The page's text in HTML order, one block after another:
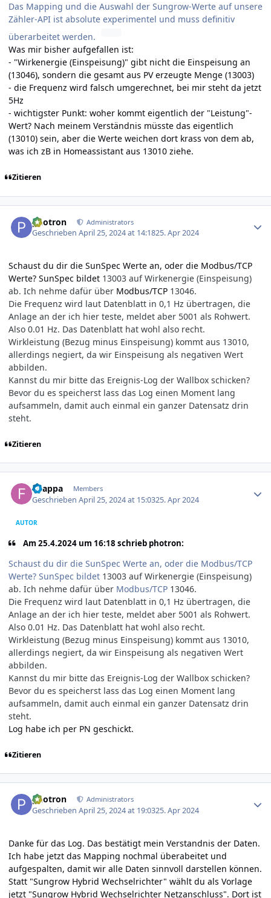
Das Mapping und die Auswahl der Sungrow-Werte auf unsere
Zähler-API ist absolute experimentel und muss definitiv
überarbeitet werden.
Was mir bisher aufgefallen ist:
- "Wirk­energie (Ein­speisung)" gibt nicht die Einspeisung an
(13046), sondern die gesamt aus PV erzeugte Menge (13003)
- die Frequenz wird falsch umgerechnet, bei mir steht da jetzt
5Hz
- wichtigster Punkt: woher kommt eigentlich der "Leistung"-
Wert? Nach meinem Verständnis müsste das eigentlich
(13010) sein, aber die Werte weichen dort krass von dem ab,
was ich zB in Homeassistant aus 13010 ziehe.
Zitieren
photron Administrators
GeschriebenApril 25, 2024 at 14:1825. Apr 2024
Schaust du dir die SunSpec Werte an, oder die Modbus/TCP
Werte? SunSpec bildet 13003 auf Wirk­energie (Ein­speisung)
ab. Ich nehme dafür über Modbus/TCP 13046.
Die Frequenz wird laut Datenblatt in 0,1 Hz übertragen, die
Anlage an der ich hier teste, meldet aber 5001 als Rohwert.
Also 0.01 Hz. Das Datenblatt hat wohl also recht.
Wirk­leistung (Bezug minus Ein­speisung) kommt aus 13010,
allerdings negiert, da wir Ein­speisung als negativen Wert
abbilden.
Kannst du mir bitte das Ereignis-Log der Wallbox schicken?
Bevor du es speicherst lass das Log einen Moment lang
aufsammeln, damit auch einmal ein ganzer Datensatz drin
steht.
Zitieren
f-zappa Members
GeschriebenApril 25, 2024 at 15:0325. Apr 2024
AUTOR
Am 25.4.2024 um 16:18 schrieb photron:
Schaust du dir die SunSpec Werte an, oder die Modbus/TCP
Werte? SunSpec bildet 13003 auf Wirk­energie (Ein­speisung)
ab. Ich nehme dafür über Modbus/TCP 13046.
Die Frequenz wird laut Datenblatt in 0,1 Hz übertragen, die
Anlage an der ich hier teste, meldet aber 5001 als Rohwert.
Also 0.01 Hz. Das Datenblatt hat wohl also recht.
Wirk­leistung (Bezug minus Ein­speisung) kommt aus 13010,
allerdings negiert, da wir Ein­speisung als negativen Wert
abbilden.
Kannst du mir bitte das Ereignis-Log der Wallbox schicken?
Bevor du es speicherst lass das Log einen Moment lang
aufsammeln, damit auch einmal ein ganzer Datensatz drin
steht.
Log habe ich per PN geschickt.
Zitieren
photron Administrators
GeschriebenApril 25, 2024 at 19:0325. Apr 2024
Danke für das Log. Das bestätigt mein Verstandnis der Daten.
Ich habe jetzt das Mapping nochmal überabeitet und
aufgespalten, damit wir alle Daten sinnvoll darstellen können.
Statt "Sungrow Hybrid Wechselrichter" wählt du als Vorlage
jetzt "Sungrow Hybrid Wechselrichter Netzanschluss". Dort ist